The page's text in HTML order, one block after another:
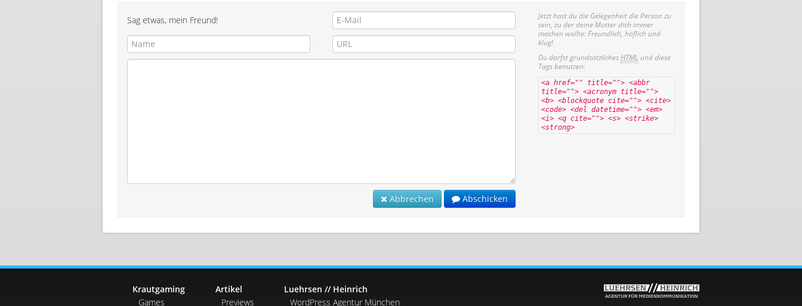
Sag etwas, mein Freund!
Abbrechen Abschicken
Jetzt hast du die Gelegenheit die Person zu
sein, zu der deine Mutter dich immer
machen wollte: Freundlich, höflich und
klug!
Du darfst grundsätzlichesHTML und diese
Tags benutzen:
<a href="" title=""> <abbr
title=""> <acronym title="">
<b> <blockquote cite=""> <cite>
<code> <del datetime=""> <em>
<i> <q cite=""> <s> <strike>
<strong>
Krautgaming
Games
Artikel
Previews
Luehrsen // Heinrich
WordPress Agentur München